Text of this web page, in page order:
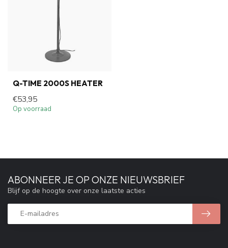
Q-TIME 2000S HEATER
€53,95
Op voorraad
ABONNEER JE OP ONZE NIEUWSBRIEF
Blijf op de hoogte over onze laatste acties